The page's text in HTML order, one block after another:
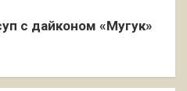
с дайконом «Мугук»